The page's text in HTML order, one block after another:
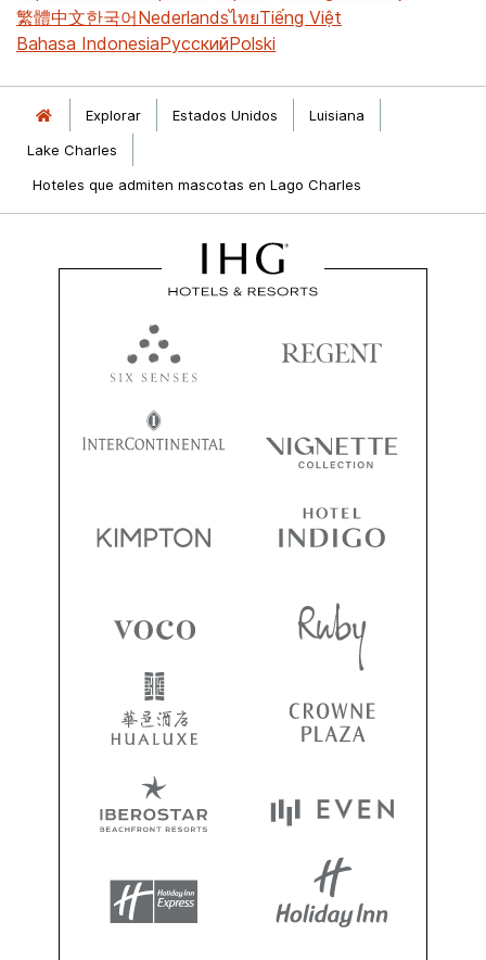
繁體中文한국어NederlandsไทยTiếng Việt
Bahasa IndonesiaРусскийPolski
Explorar Estados Unidos
Luisiana
Lake Charles
Hoteles que admiten mascotas en Lago Charles